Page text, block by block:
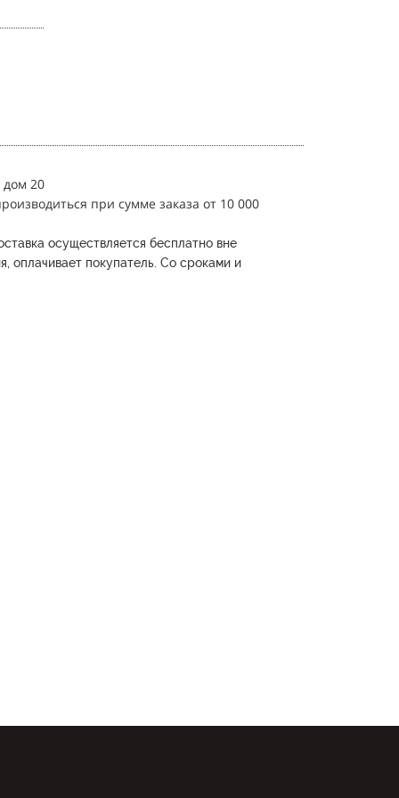
дом 20
при сумме заказа от 10 000
осуществляется бесплатно вне
оплачивает покупатель. Со сроками и